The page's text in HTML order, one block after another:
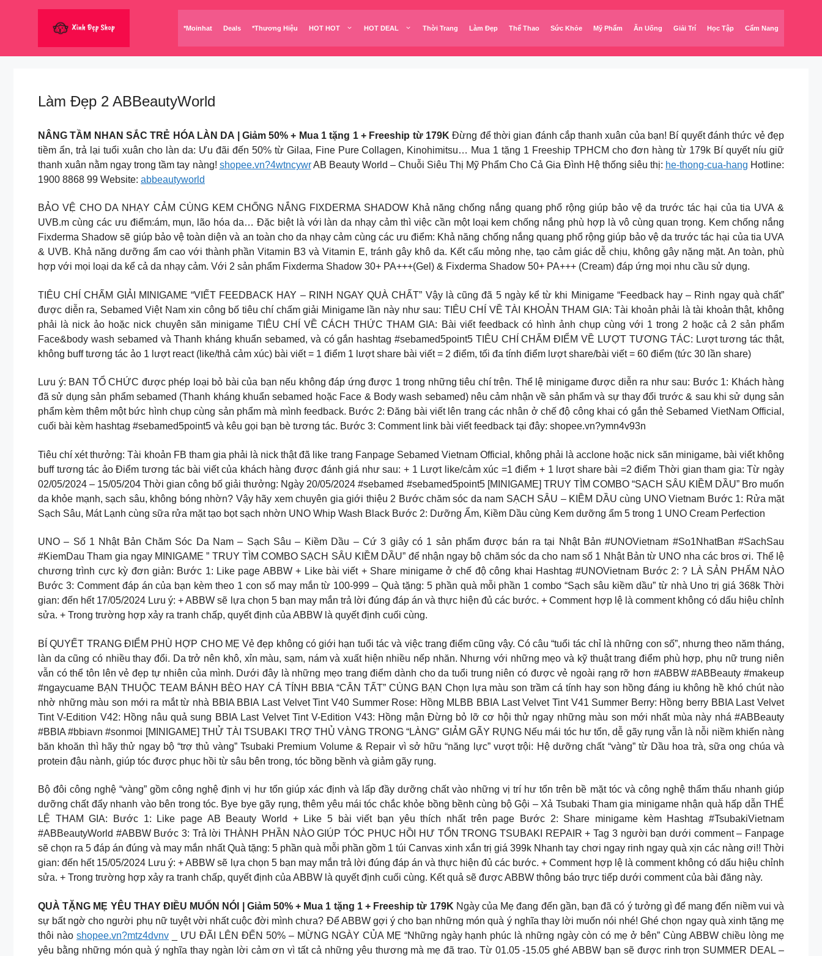
*Moinhat Deals *Thương Hiệu HOT HOT HOT DEAL Thời Trang Làm Đẹp Thể Thao Sức Khỏe Mỹ Phẩm Ăn Uống Giải Trí Học Tập Cẩm Nang
Làm Đẹp 2 ABBeautyWorld
NÂNG TẦM NHAN SẮC TRẺ HÓA LÀN DA | Giảm 50% + Mua 1 tặng 1 + Freeship từ 179K Đừng để thời gian đánh cắp thanh xuân của bạn! Bí quyết đánh thức vẻ đẹp
tiềm ẩn, trả lại tuổi xuân cho làn da: Ưu đãi đến 50% từ Gilaa, Fine Pure Collagen, Kinohimitsu… Mua 1 tặng 1 Freeship TPHCM cho đơn hàng từ 179k Bí quyết níu giữ
thanh xuân nằm ngay trong tầm tay nàng! shopee.vn?4wtncywrAB Beauty World – Chuỗi Siêu Thị Mỹ Phẩm Cho Cả Gia Đình Hệ thống siêu thị: he-thong-cua-hang Hotline:
1900 8868 99 Website: abbeautyworld
BẢO VỆ CHO DA NHẠY CẢM CÙNG KEM CHỐNG NẮNG FIXDERMA SHADOW Khả năng chống nắng quang phổ rộng giúp bảo vệ da trước tác hại của tia UVA &
UVB.m cùng các ưu điểm:ám, mụn, lão hóa da… Đặc biệt là với làn da nhạy cảm thì việc cần một loại kem chống nắng phù hợp là vô cùng quan trọng. Kem chống nắng
Fixderma Shadow sẽ giúp bảo vệ toàn diện và an toàn cho da nhạy cảm cùng các ưu điểm: Khả năng chống nắng quang phổ rộng giúp bảo vệ da trước tác hại của tia UVA
& UVB. Khả năng dưỡng ẩm cao với thành phần Vitamin B3 và Vitamin E, tránh gây khô da. Kết cấu mỏng nhẹ, tạo cảm giác dễ chịu, không gây nặng mặt. An toàn, phù
hợp với mọi loại da kể cả da nhạy cảm. Với 2 sản phẩm Fixderma Shadow 30+ PA+++(Gel) & Fixderma Shadow 50+ PA+++ (Cream) đáp ứng mọi nhu cầu sử dụng.
TIÊU CHÍ CHẤM GIẢI MINIGAME “VIẾT FEEDBACK HAY – RINH NGAY QUÀ CHẤT” Vậy là cũng đã 5 ngày kể từ khi Minigame “Feedback hay – Rinh ngay quà chất”
được diễn ra, Sebamed Việt Nam xin công bố tiêu chí chấm giải Minigame lần này như sau: TIÊU CHÍ VỀ TÀI KHOẢN THAM GIA: Tài khoản phải là tài khoản thật, không
phải là nick ảo hoặc nick chuyên săn minigame TIÊU CHÍ VỀ CÁCH THỨC THAM GIA: Bài viết feedback có hình ảnh chụp cùng với 1 trong 2 hoặc cả 2 sản phẩm
Face&body wash sebamed và Thanh kháng khuẩn sebamed, và có gắn hashtag #sebamed5point5 TIÊU CHÍ CHẤM ĐIỂM VỀ LƯỢT TƯƠNG TÁC: Lượt tương tác thật,
không buff tương tác ảo 1 lượt react (like/thả cảm xúc) bài viết = 1 điểm 1 lượt share bài viết = 2 điểm, tối đa tính điểm lượt share/bài viết = 60 điểm (tức 30 lần share)
Lưu ý: BAN TỔ CHỨC được phép loại bỏ bài của bạn nếu không đáp ứng được 1 trong những tiêu chí trên. Thể lệ minigame được diễn ra như sau: Bước 1: Khách hàng
đã sử dụng sản phẩm sebamed (Thanh kháng khuẩn sebamed hoặc Face & Body wash sebamed) nêu cảm nhận về sản phẩm và sự thay đổi trước & sau khi sử dụng sản
phẩm kèm thêm một bức hình chụp cùng sản phẩm mà mình feedback. Bước 2: Đăng bài viết lên trang các nhân ở chế độ công khai có gắn thẻ Sebamed VietNam Official,
cuối bài kèm hashtag #sebamed5point5 và kêu gọi bạn bè tương tác. Bước 3: Comment link bài viết feedback tại đây: shopee.vn?ymn4v93n
Tiêu chí xét thưởng: Tài khoản FB tham gia phải là nick thật đã like trang Fanpage Sebamed Vietnam Official, không phải là acclone hoặc nick săn minigame, bài viết không
buff tương tác ảo Điểm tương tác bài viết của khách hàng được đánh giá như sau: + 1 Lượt like/cảm xúc =1 điểm + 1 lượt share bài =2 điểm Thời gian tham gia: Từ ngày
02/05/2024 – 15/05/204 Thời gian công bố giải thưởng: Ngày 20/05/2024 #sebamed #sebamed5point5 [MINIGAME] TRUY TÌM COMBO “SẠCH SÂU KIỀM DẦU” Bro muốn
da khỏe mạnh, sạch sâu, không bóng nhờn? Vậy hãy xem chuyên gia giới thiệu 2 Bước chăm sóc da nam SẠCH SÂU – KIỀM DẦU cùng UNO Vietnam Bước 1: Rửa mặt
Sạch Sâu, Mát Lạnh cùng sữa rửa mặt tạo bọt sạch nhờn UNO Whip Wash Black Bước 2: Dưỡng Ẩm, Kiềm Dầu cùng Kem dưỡng ẩm 5 trong 1 UNO Cream Perfection
UNO – Số 1 Nhật Bản Chăm Sóc Da Nam – Sạch Sâu – Kiềm Dầu – Cứ 3 giây có 1 sản phẩm được bán ra tại Nhật Bản #UNOVietnam #So1NhatBan #SachSau
#KiemDau Tham gia ngay MINIGAME ” TRUY TÌM COMBO SẠCH SÂU KIỀM DẦU” để nhận ngay bộ chăm sóc da cho nam số 1 Nhật Bản từ UNO nha các bros ơi. Thể lệ
chương trình cực kỳ đơn giản: Bước 1: Like page ABBW + Like bài viết + Share minigame ở chế độ công khai Hashtag #UNOVietnam Bước 2: ? LÀ SẢN PHẨM NÀO
Bước 3: Comment đáp án của bạn kèm theo 1 con số may mắn từ 100-999 – Quà tặng: 5 phần quà mỗi phần 1 combo “Sạch sâu kiềm dầu” từ nhà Uno trị giá 368k Thời
gian: đến hết 17/05/2024 Lưu ý: + ABBW sẽ lựa chọn 5 bạn may mắn trả lời đúng đáp án và thực hiện đủ các bước. + Comment hợp lệ là comment không có dấu hiệu chỉnh
sửa. + Trong trường hợp xảy ra tranh chấp, quyết định của ABBW là quyết định cuối cùng.
BÍ QUYẾT TRANG ĐIỂM PHÙ HỢP CHO MẸ Vẻ đẹp không có giới hạn tuổi tác và việc trang điểm cũng vậy. Có câu “tuổi tác chỉ là những con số”, nhưng theo năm tháng,
làn da cũng có nhiều thay đổi. Da trở nên khô, xỉn màu, sạm, nám và xuất hiện nhiều nếp nhăn. Nhưng với những mẹo và kỹ thuật trang điểm phù hợp, phụ nữ trung niên
vẫn có thể tôn lên vẻ đẹp tự nhiên của mình. Dưới đây là những mẹo trang điểm dành cho da tuổi trung niên có được vẻ ngoài rạng rỡ hơn #ABBW #ABBeauty #makeup
#ngaycuame BẠN THUỘC TEAM BÁNH BÈO HAY CÁ TÍNH BBIA “CÂN TẤT” CÙNG BẠN Chọn lựa màu son trầm cá tính hay son hồng đáng iu không hề khó chút nào
nhờ những màu son mới ra mắt từ nhà BBIA BBIA Last Velvet Tint V40 Summer Rose: Hồng MLBB BBIA Last Velvet Tint V41 Summer Berry: Hồng berry BBIA Last Velvet
Tint V-Edition V42: Hồng nâu quả sung BBIA Last Velvet Tint V-Edition V43: Hồng mận Đừng bỏ lỡ cơ hội thử ngay những màu son mới nhất mùa này nhá #ABBeauty
#BBIA #bbiavn #sonmoi [MINIGAME] THỬ TÀI TSUBAKI TRỢ THỦ VÀNG TRONG “LÀNG” GIẢM GÃY RỤNG Nếu mái tóc hư tổn, dễ gãy rụng vẫn là nỗi niềm khiến nàng
băn khoăn thì hãy thử ngay bộ “trợ thủ vàng” Tsubaki Premium Volume & Repair vì sở hữu “năng lực” vượt trội: Hệ dưỡng chất “vàng” từ Dầu hoa trà, sữa ong chúa và
protein đậu nành, giúp tóc được phục hồi từ sâu bên trong, tóc bồng bềnh và giảm gãy rụng.
Bộ đôi công nghệ “vàng” gồm công nghệ định vị hư tổn giúp xác định và lấp đầy dưỡng chất vào những vị trí hư tổn trên bề mặt tóc và công nghệ thẩm thấu nhanh giúp
dưỡng chất đẩy nhanh vào bên trong tóc. Bye bye gãy rụng, thêm yêu mái tóc chắc khỏe bồng bềnh cùng bộ Gội – Xả Tsubaki Tham gia minigame nhận quà hấp dẫn THỂ
LỆ THAM GIA: Bước 1: Like page AB Beauty World + Like 5 bài viết bạn yêu thích nhất trên page Bước 2: Share minigame kèm Hashtag #TsubakiVietnam
#ABBeautyWorld #ABBW Bước 3: Trả lời THÀNH PHẦN NÀO GIÚP TÓC PHỤC HỒI HƯ TỔN TRONG TSUBAKI REPAIR + Tag 3 người bạn dưới comment – Fanpage
sẽ chọn ra 5 đáp án đúng và may mắn nhất Quà tặng: 5 phần quà mỗi phần gồm 1 túi Canvas xinh xắn trị giá 399k Nhanh tay chơi ngay rinh ngay quà xịn các nàng ơi!! Thời
gian: đến hết 15/05/2024 Lưu ý: + ABBW sẽ lựa chọn 5 bạn may mắn trả lời đúng đáp án và thực hiện đủ các bước. + Comment hợp lệ là comment không có dấu hiệu chỉnh
sửa. + Trong trường hợp xảy ra tranh chấp, quyết định của ABBW là quyết định cuối cùng. Kết quả sẽ được ABBW thông báo trực tiếp dưới comment của bài đăng này.
QUÀ TẶNG MẸ YÊU THAY ĐIỀU MUỐN NÓI | Giảm 50% + Mua 1 tặng 1 + Freeship từ 179K Ngày của Mẹ đang đến gần, bạn đã có ý tưởng gì để mang đến niềm vui và
sự bất ngờ cho người phụ nữ tuyệt vời nhất cuộc đời mình chưa? Để ABBW gợi ý cho bạn những món quà ý nghĩa thay lời muốn nói nhé! Ghé chọn ngay quà xinh tặng mẹ
thôi nào shopee.vn?mtz4dvnv_ ƯU ĐÃI LÊN ĐẾN 50% – MỪNG NGÀY CỦA MẸ “Những ngày hạnh phúc là những ngày còn có mẹ ở bên” Cùng ABBW chiều lòng mẹ
yêu bằng những món quà ý nghĩa thay ngàn lời cảm ơn vì tất cả những yêu thương mà mẹ đã trao. Từ 01.05 -15.05 ghé ABBW bạn sẽ được rinh trọn SUMMER DEAL –